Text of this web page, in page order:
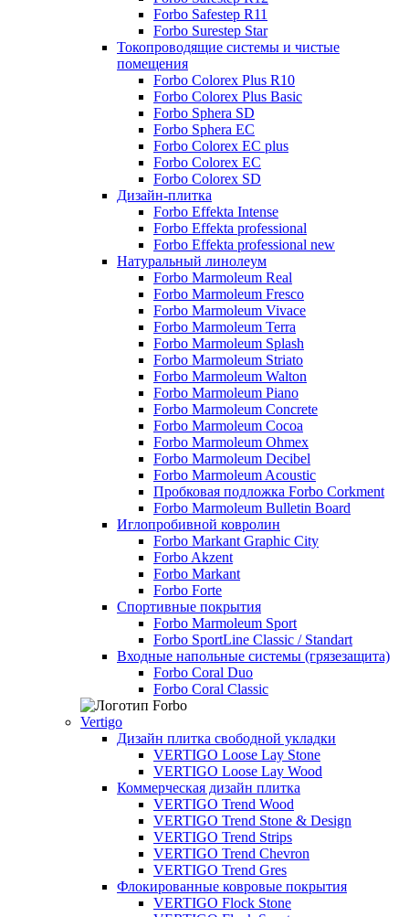
Forbo Safestep R11
Forbo Surestep Star
Токопроводящие системы и чистые
помещения
Forbo Colorex Plus R10
Forbo Colorex Plus Basic
Forbo Sphera SD
Forbo Sphera EC
Forbo Colorex EC plus
Forbo Colorex EC
Forbo Colorex SD
Дизайн-плитка
Forbo Effekta Intense
Forbo Effekta professional
Forbo Effekta professional new
Натуральный линолеум
Forbo Marmoleum Real
Forbo Marmoleum Fresco
Forbo Marmoleum Vivace
Forbo Marmoleum Terra
Forbo Marmoleum Splash
Forbo Marmoleum Striato
Forbo Marmoleum Walton
Forbo Marmoleum Piano
Forbo Marmoleum Concrete
Forbo Marmoleum Cocoa
Forbo Marmoleum Ohmex
Forbo Marmoleum Decibel
Forbo Marmoleum Acoustic
Пробковая подложка Forbo Corkment
Forbo Marmoleum Bulletin Board
Иглопробивной ковролин
Forbo Markant Graphic City
Forbo Akzent
Forbo Markant
Forbo Forte
Спортивные покрытия
Forbo Marmoleum Sport
Forbo SportLine Classic / Standart
Входные напольные системы (грязезащита)
Forbo Coral Duo
Forbo Coral Classic
Vertigo
Дизайн плитка свободной укладки
VERTIGO Loose Lay Stone
VERTIGO Loose Lay Wood
Коммерческая дизайн плитка
VERTIGO Trend Wood
VERTIGO Trend Stone & Design
VERTIGO Trend Strips
VERTIGO Trend Chevron
VERTIGO Trend Gres
Флокированные ковровые покрытия
VERTIGO Flock Stone